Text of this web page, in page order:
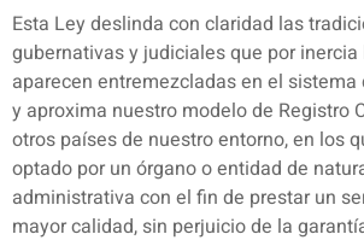
Esta Ley deslinda con claridad las
gubernativas y judiciales que por
aparecen entremezcladas en el sistema
y aproxima nuestro modelo de Registro
otros países de nuestro entorno, en los
optado por un órgano o entidad de
administrativa con el fin de prestar un
mayor calidad, sin perjuicio de la